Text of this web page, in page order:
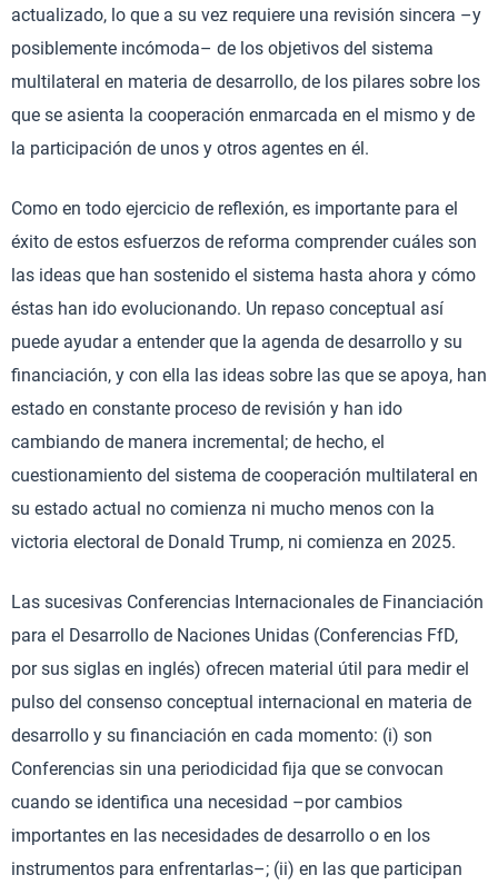
actualizado, lo que a su vez requiere una revisión sincera –y
posiblemente incómoda– de los objetivos del sistema
multilateral en materia de desarrollo, de los pilares sobre los
que se asienta la cooperación enmarcada en el mismo y de
la participación de unos y otros agentes en él.
Como en todo ejercicio de reflexión, es importante para el
éxito de estos esfuerzos de reforma comprender cuáles son
las ideas que han sostenido el sistema hasta ahora y cómo
éstas han ido evolucionando. Un repaso conceptual así
puede ayudar a entender que la agenda de desarrollo y su
financiación, y con ella las ideas sobre las que se apoya, han
estado en constante proceso de revisión y han ido
cambiando de manera incremental; de hecho, el
cuestionamiento del sistema de cooperación multilateral en
su estado actual no comienza ni mucho menos con la
victoria electoral de Donald Trump, ni comienza en 2025.
Las sucesivas Conferencias Internacionales de Financiación
para el Desarrollo de Naciones Unidas (Conferencias FfD,
por sus siglas en inglés) ofrecen material útil para medir el
pulso del consenso conceptual internacional en materia de
desarrollo y su financiación en cada momento: (i) son
Conferencias sin una periodicidad fija que se convocan
cuando se identifica una necesidad –por cambios
importantes en las necesidades de desarrollo o en los
instrumentos para enfrentarlas–; (ii) en las que participan